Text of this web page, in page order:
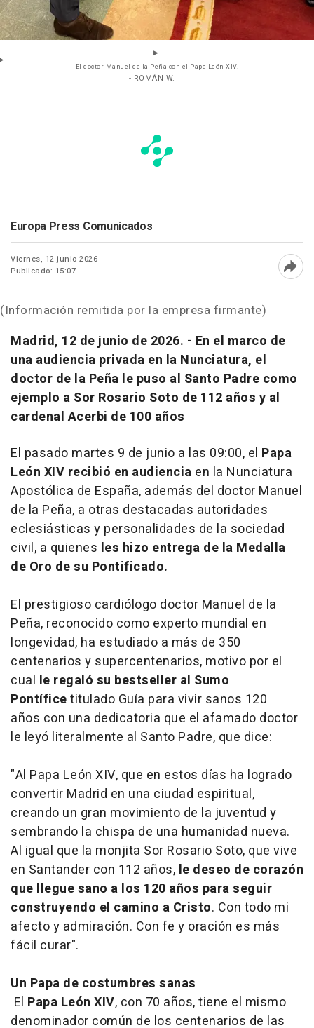
El doctor Manuel de la Peña con el Papa León XIV.
- ROMÁN W.
Europa Press Comunicados
Viernes, 12 junio 2026
Publicado: 15:07
(Información remitida por la empresa firmante)
Madrid, 12 de junio de 2026. - En el marco de
una audiencia privada en la Nunciatura, el
doctor de la Peña le puso al Santo Padre como
ejemplo a Sor Rosario Soto de 112 años y al
cardenal Acerbi de 100 años
El pasado martes 9 de junio a las 09:00, el Papa
León XIV recibió en audiencia en la Nunciatura
Apostólica de España, además del doctor Manuel
de la Peña, a otras destacadas autoridades
eclesiásticas y personalidades de la sociedad
civil, a quienes les hizo entrega de la Medalla
de Oro de su Pontificado.
El prestigioso cardiólogo doctor Manuel de la
Peña, reconocido como experto mundial en
longevidad, ha estudiado a más de 350
centenarios y supercentenarios, motivo por el
cual le regaló su bestseller al Sumo
Pontíficetitulado Guía para vivir sanos 120
años con una dedicatoria que el afamado doctor
le leyó literalmente al Santo Padre, que dice:
"Al Papa León XIV, que en estos días ha logrado
convertir Madrid en una ciudad espiritual,
creando un gran movimiento de la juventud y
sembrando la chispa de una humanidad nueva.
Al igual que la monjita Sor Rosario Soto, que vive
en Santander con 112 años, le deseo de corazón
que llegue sano a los 120 años para seguir
construyendo el camino a Cristo. Con todo mi
afecto y admiración. Con fe y oración es más
fácil curar".
Un Papa de costumbres sanas
El Papa León XIV, con 70 años, tiene el mismo
denominador común de los centenarios de las